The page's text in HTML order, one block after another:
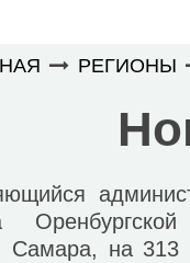
РЕГИОНЫ
Оренбургской
Самара, на 313